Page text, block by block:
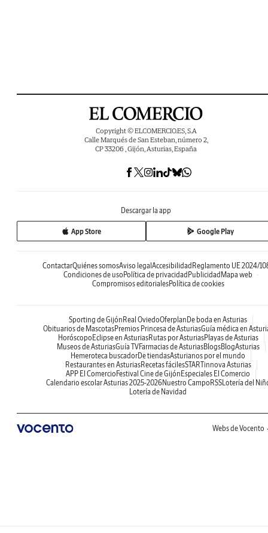
Copyright © ELCOMERCIO.ES, S.A
Calle Marqués de San Esteban, número 2,
CP 33206 , Gijón, Asturias, España
Descargar la app
App Store Google Play
ContactarQuiénes somosAviso legal Accesibilidad Reglamento UE 2024/
Condiciones de uso Política de privacidad Publicidad Mapa web
Compromisos editorialesPolítica de cookies
Sporting de Gijón Real OviedoOferplan De boda en Asturias
Obituarios de MascotasPremios Princesa de AsturiasGuía médica en
Horóscopo Eclipse en AsturiasRutas por AsturiasPlayas de Asturias
Museos de AsturiasGuía TVFarmacias de AsturiasBlogsBlogAsturias
Hemeroteca buscadorDe tiendasAsturianos por el mundo
Restaurantes en AsturiasRecetas fácilesSTARTinnova Asturias
APP El Comercio Festival Cine de Gijón Especiales El Comercio
Calendario escolar Asturias 2025-2026Nuestro Campo RSSLotería del
Lotería de Navidad
Webs de Vocento